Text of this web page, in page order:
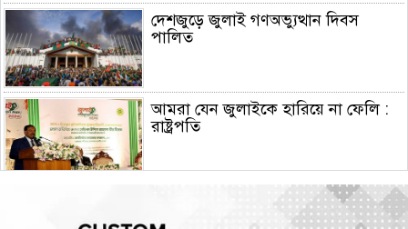
দেশজুড়ে জুলাই গণঅভ্যুত্থান দিবস
পালিত
আমরা যেন জুলাইকে হারিয়ে না ফেলি :
রাষ্ট্রপতি
ইরান যুদ্ধে মার্কিন ক্ষেপণাস্ত্র প্রতিরোধী
ব্যবস্থার মজুদ বিপজ্জনক মাত্রায় কমেছে